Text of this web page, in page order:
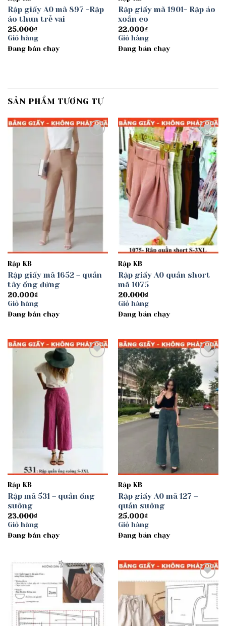
Rập giấy A0 mã 897 -Rập
áo thun trễ vai
25.000₫
Giỏ hàng
Đang bán chạy
Rập giấy mã 1901- Rập áo
xoắn eo
22.000₫
Giỏ hàng
Đang bán chạy
SẢN PHẨM TƯƠNG TỰ
wishlist
Rập KB
Rập giấy mã 1652 – quần
tây ống đứng
20.000₫
Giỏ hàng
Đang bán chạy
Add to
wishlist
Rập KB
Rập giấy A0 quần short
mã 1075
20.000₫
Giỏ hàng
Đang bán chạy
Rập KB
Rập mã 531 – quần ống
suông
23.000₫
Giỏ hàng
Đang bán chạy
Add to
wishlist
Rập KB
Rập giấy A0 mã 127 –
quần suông
25.000₫
Giỏ hàng
Đang bán chạy
Add to
wishlist
Add to
wishlist